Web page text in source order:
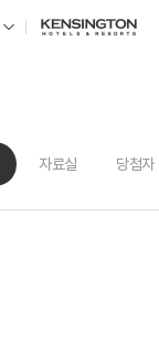
자료실 당첨자